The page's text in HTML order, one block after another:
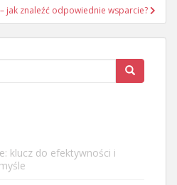
jak znaleźć odpowiednie wsparcie?
klucz do efektywności i